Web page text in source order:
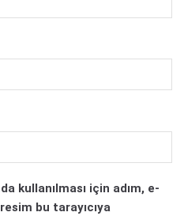
kullanılması için adım, e-
bu tarayıcıya